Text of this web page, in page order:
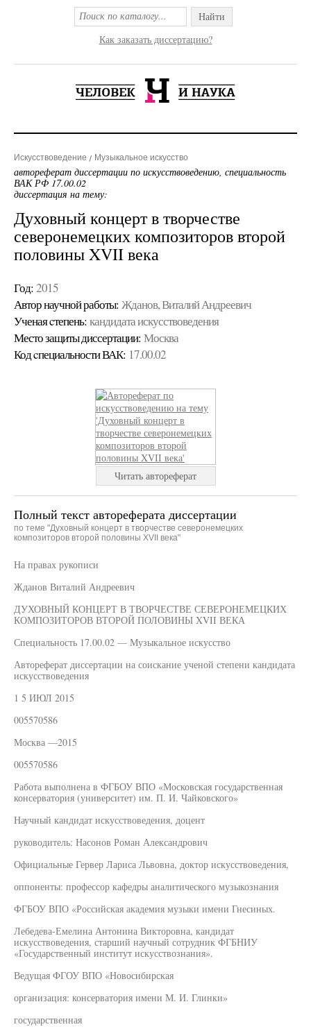
Найти
Как заказать диссертацию?
Искусствоведение Музыкальное искусство
автореферат диссертации по искусствоведению, специальность
ВАК РФ 17.00.02
диссертация на тему:
Духовный концерт в творчестве
северонемецких композиторов второй
половины XVII века
Год: 2015
Автор научной работы: Жданов, Виталий Андреевич
Ученая cтепень: кандидата искусствоведения
Место защиты диссертации: Москва
Код cпециальности ВАК: 17.00.02
Читать автореферат
Полный текст автореферата диссертации
по теме "Духовный концерт в творчестве северонемецких
композиторов второй половины XVII века"
На правах рукописи
Жданов Виталий Андреевич
ДУХОВНЫЙ КОНЦЕРТ В ТВОРЧЕСТВЕ СЕВЕРОНЕМЕЦКИХ
КОМПОЗИТОРОВ ВТОРОЙ ПОЛОВИНЫ XVII ВЕКА
Специальность 17.00.02 — Музыкальное искусство
Автореферат диссертации на соискание ученой степени кандидата
искусствоведения
1 5 ИЮЛ 2015
005570586
Москва —2015
005570586
Работа выполнена в ФГБОУ ВПО «Московская государственная
консерватория (университет) им. П. И. Чайковского»
Научный кандидат искусствоведения, доцент
руководитель: Насонов Роман Александрович
Официальные Гервер Лариса Львовна, доктор искусствоведения,
оппоненты: профессор кафедры аналитического музыкознания
ФГБОУ ВПО «Российская академия музыки имени Гнесиных.
Лебедева-Емелина Антонина Викторовна, кандидат
искусствоведения, старший научный сотрудник ФГБНИУ
«Государственный институт искусствознания».
Ведущая ФГОУ ВПО «Новосибирская
организация: консерватория имени М. И. Глинки»
государственная